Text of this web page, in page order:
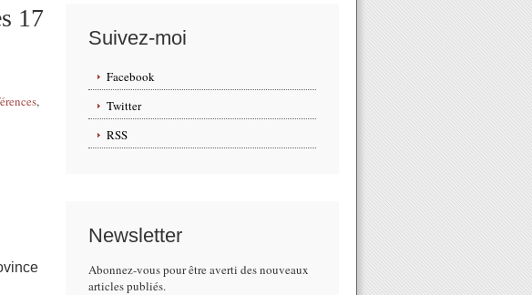
17
,
Suivez-moi
Facebook
Twitter
RSS
Newsletter
Abonnez-vous pour être averti des nouveaux
articles publiés.